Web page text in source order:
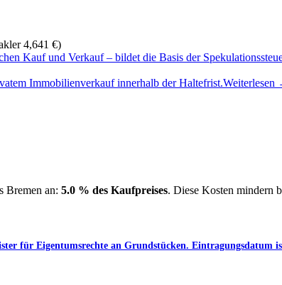
4,641 €)
Kauf und Verkauf – bildet die Basis der
Immobilienverkauf innerhalb der Haltefrist.Weiterlesen
Bremen an: 5.0 % des Kaufpreises. Diese Kosten mindern
für Eigentumsrechte an Grundstücken. Eintragungsdatum